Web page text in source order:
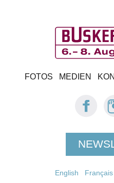
FOTOS MEDIEN
English Français